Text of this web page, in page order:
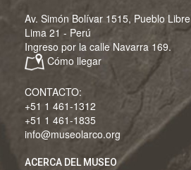
Av. Simón Bolívar 1515, Pueblo Libre
Lima 21 - Perú
Ingreso por la calle Navarra 169.
Cómo llegar
CONTACTO:
+51 1 461-1312
+51 1 461-1835
info@museolarco.org
ACERCA DEL MUSEO